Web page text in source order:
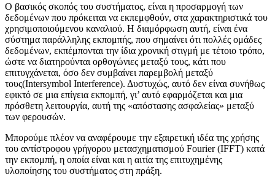
Ο βασικός σκοπός του συστήματος, είναι η προσαρμογή των
δεδομένων που πρόκειται να εκπεμφθούν, στα χαρακτηριστικά του
χρησιμοποιούμενου καναλιού. Η διαμόρφωση αυτή, είναι ένα
σύστημα παράλληλης εκπομπής, που σημαίνει ότι πολλές ομάδες
δεδομένων, εκπέμπονται την ίδια χρονική στιγμή με τέτοιο τρόπο,
ώστε να διατηρούνται ορθογώνιες μεταξύ τους, κάτι που
επιτυγχάνεται, όσο δεν συμβαίνει παρεμβολή μεταξύ
τους(Ιntersymbol Interference). Δυστυχώς, αυτό δεν είναι συνήθως
εφικτό σε μια επίγεια εκπομπή, γι’ αυτό εφαρμόζεται και μια
πρόσθετη λειτουργία, αυτή της «απόστασης ασφαλείας» μεταξύ
των φερουσών.
Μπορούμε πλέον να αναφέρουμε την εξαιρετική ιδέα της χρήσης
του αντίστροφου γρήγορου μετασχηματισμού Fourier (IFFT) κατά
την εκπομπή, η οποία είναι και η αιτία της επιτυχημένης
υλοποίησης του συστήματος στη πράξη.